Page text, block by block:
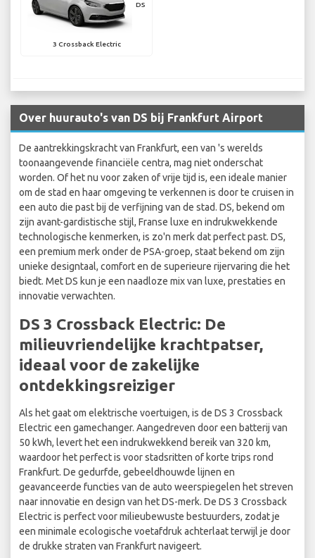
DS
3 Crossback Electric
Over huurauto's van DS bij Frankfurt Airport
De aantrekkingskracht van Frankfurt, een van 's werelds
toonaangevende financiële centra, mag niet onderschat
worden. Of het nu voor zaken of vrije tijd is, een ideale manier
om de stad en haar omgeving te verkennen is door te cruisen in
een auto die past bij de verfijning van de stad. DS, bekend om
zijn avant-gardistische stijl, Franse luxe en indrukwekkende
technologische kenmerken, is zo'n merk dat perfect past. DS,
een premium merk onder de PSA-groep, staat bekend om zijn
unieke designtaal, comfort en de superieure rijervaring die het
biedt. Met DS kun je een naadloze mix van luxe, prestaties en
innovatie verwachten.
DS 3 Crossback Electric: De
milieuvriendelijke krachtpatser,
ideaal voor de zakelijke
ontdekkingsreiziger
Als het gaat om elektrische voertuigen, is de DS 3 Crossback
Electric een gamechanger. Aangedreven door een batterij van
50 kWh, levert het een indrukwekkend bereik van 320 km,
waardoor het perfect is voor stadsritten of korte trips rond
Frankfurt. De gedurfde, gebeeldhouwde lijnen en
geavanceerde functies van de auto weerspiegelen het streven
naar innovatie en design van het DS-merk. De DS 3 Crossback
Electric is perfect voor milieubewuste bestuurders, zodat je
een minimale ecologische voetafdruk achterlaat terwijl je door
de drukke straten van Frankfurt navigeert.